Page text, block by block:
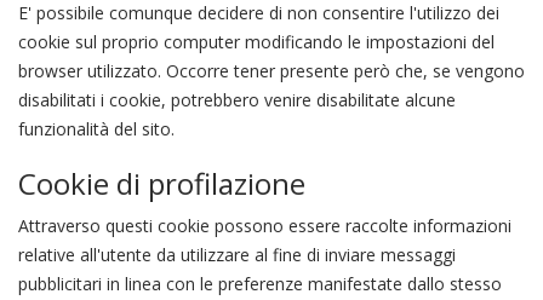
E' possibile comunque decidere di non consentire l'utilizzo dei
cookie sul proprio computer modificando le impostazioni del
browser utilizzato. Occorre tener presente però che, se vengono
disabilitati i cookie, potrebbero venire disabilitate alcune
funzionalità del sito.
Cookie di profilazione
Attraverso questi cookie possono essere raccolte informazioni
relative all'utente da utilizzare al fine di inviare messaggi
pubblicitari in linea con le preferenze manifestate dallo stesso